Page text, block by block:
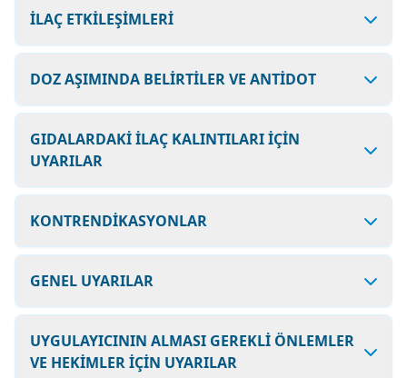
İLAÇ ETKİLEŞİMLERİ
DOZ AŞIMINDA BELİRTİLER VE ANTİDOT
GIDALARDAKİ İLAÇ KALINTILARI İÇİN
UYARILAR
KONTRENDİKASYONLAR
GENEL UYARILAR
UYGULAYICININ ALMASI GEREKLİ ÖNLEMLER
VE HEKİMLER İÇİN UYARILAR